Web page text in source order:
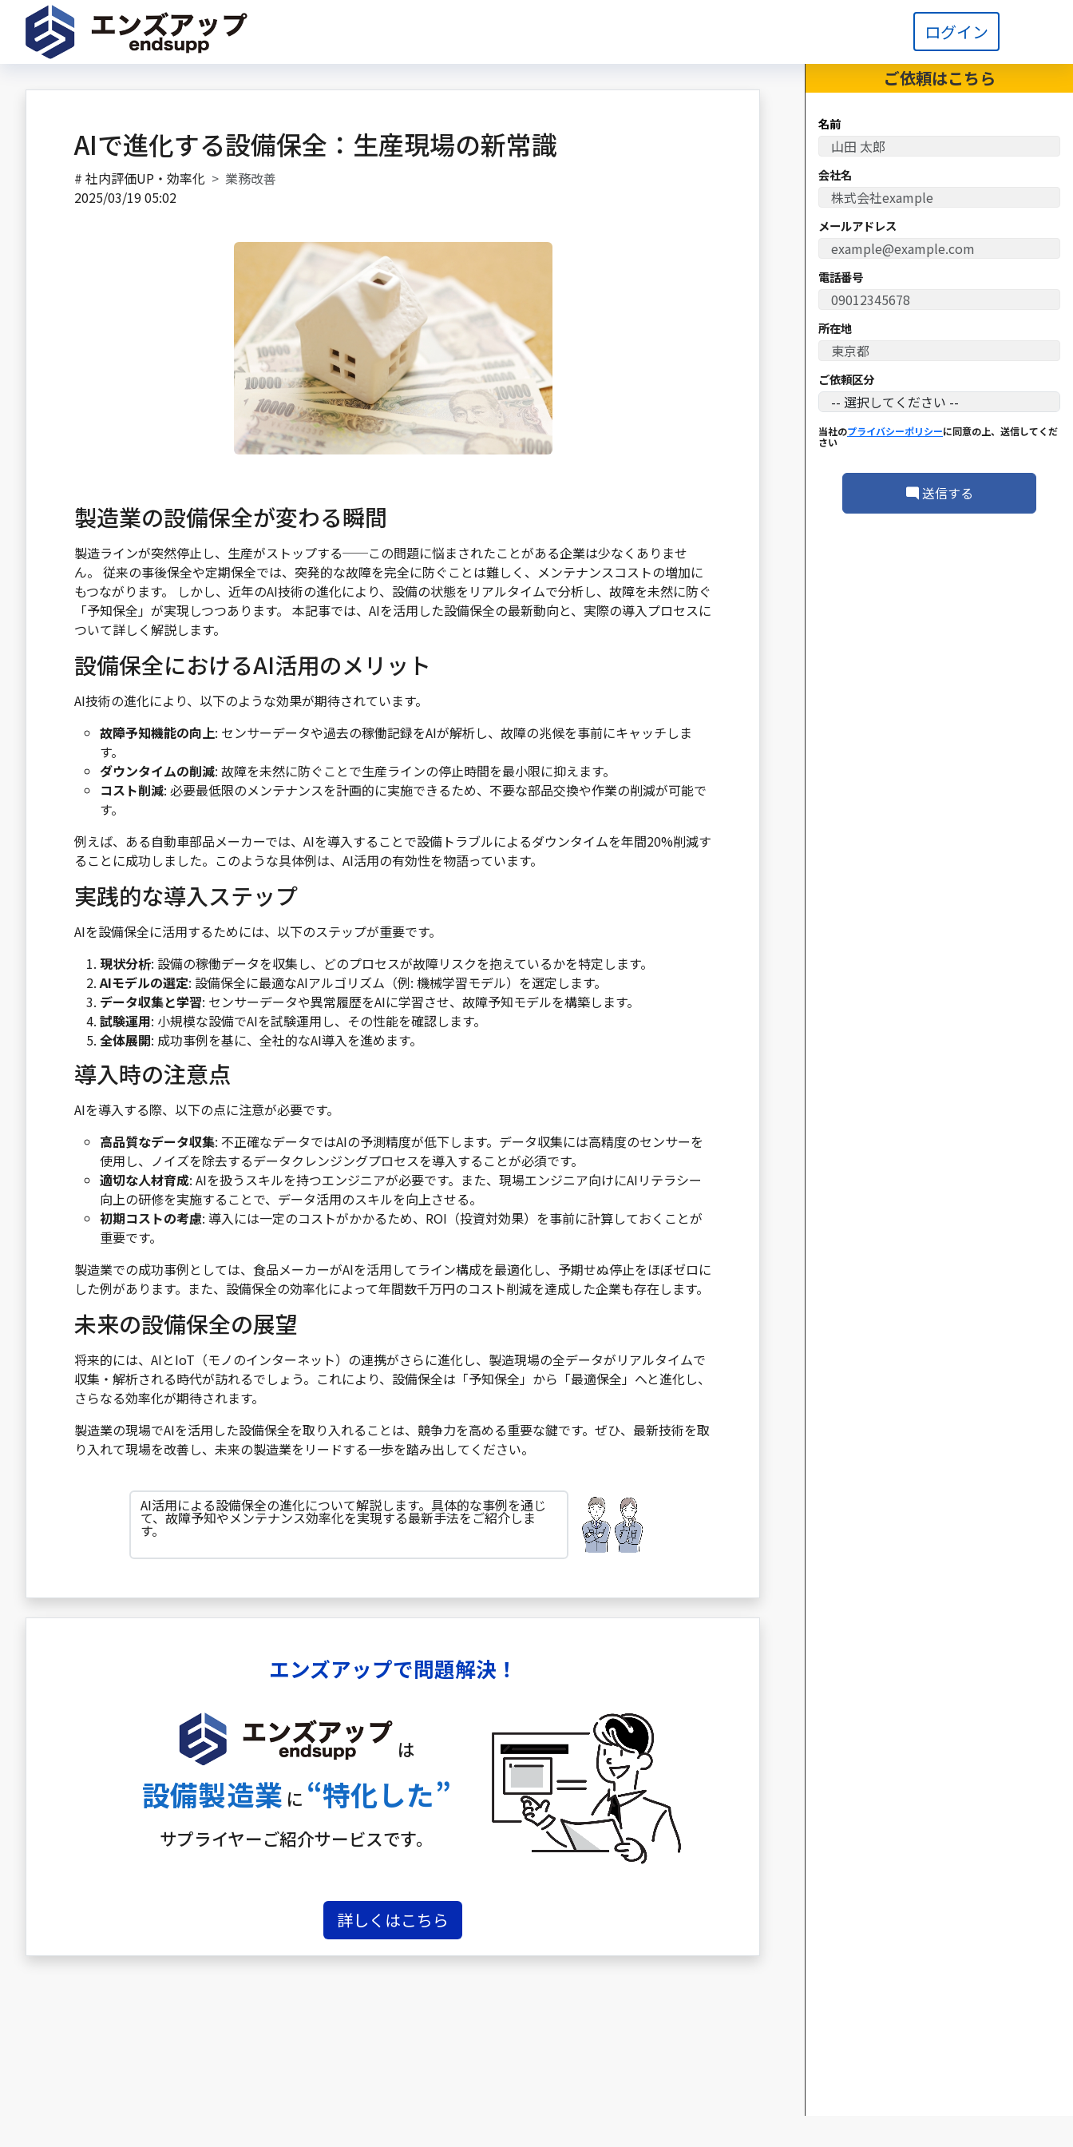
ログイン
AIで進化する設備保全：生産現場の新常識
# 社内評価UP・効率化
業務改善
2025/03/19 05:02
製造業の設備保全が変わる瞬間
製造ラインが突然停止し、生産がストップする──この問題に悩まされたことがある企業は少なくありませ
ん。 従来の事後保全や定期保全では、突発的な故障を完全に防ぐことは難しく、メンテナンスコストの増加に
もつながります。 しかし、近年のAI技術の進化により、設備の状態をリアルタイムで分析し、故障を未然に防ぐ
「予知保全」が実現しつつあります。 本記事では、AIを活用した設備保全の最新動向と、実際の導入プロセスに
ついて詳しく解説します。
設備保全におけるAI活用のメリット
AI技術の進化により、以下のような効果が期待されています。
故障予知機能の向上: センサーデータや過去の稼働記録をAIが解析し、故障の兆候を事前にキャッチしま
す。
ダウンタイムの削減: 故障を未然に防ぐことで生産ラインの停止時間を最小限に抑えます。
コスト削減: 必要最低限のメンテナンスを計画的に実施できるため、不要な部品交換や作業の削減が可能で
す。
例えば、ある自動車部品メーカーでは、AIを導入することで設備トラブルによるダウンタイムを年間20%削減す
ることに成功しました。このような具体例は、AI活用の有効性を物語っています。
実践的な導入ステップ
AIを設備保全に活用するためには、以下のステップが重要です。
現状分析: 設備の稼働データを収集し、どのプロセスが故障リスクを抱えているかを特定します。
AIモデルの選定: 設備保全に最適なAIアルゴリズム（例: 機械学習モデル）を選定します。
データ収集と学習: センサーデータや異常履歴をAIに学習させ、故障予知モデルを構築します。
試験運用: 小規模な設備でAIを試験運用し、その性能を確認します。
全体展開: 成功事例を基に、全社的なAI導入を進めます。
導入時の注意点
AIを導入する際、以下の点に注意が必要です。
高品質なデータ収集: 不正確なデータではAIの予測精度が低下します。データ収集には高精度のセンサーを
使用し、ノイズを除去するデータクレンジングプロセスを導入することが必須です。
適切な人材育成: AIを扱うスキルを持つエンジニアが必要です。また、現場エンジニア向けにAIリテラシー
向上の研修を実施することで、データ活用のスキルを向上させる。
初期コストの考慮: 導入には一定のコストがかかるため、ROI（投資対効果）を事前に計算しておくことが
重要です。
製造業での成功事例としては、食品メーカーがAIを活用してライン構成を最適化し、予期せぬ停止をほぼゼロに
した例があります。また、設備保全の効率化によって年間数千万円のコスト削減を達成した企業も存在します。
未来の設備保全の展望
将来的には、AIとIoT（モノのインターネット）の連携がさらに進化し、製造現場の全データがリアルタイムで
収集・解析される時代が訪れるでしょう。これにより、設備保全は「予知保全」から「最適保全」へと進化し、
さらなる効率化が期待されます。
製造業の現場でAIを活用した設備保全を取り入れることは、競争力を高める重要な鍵です。ぜひ、最新技術を取
り入れて現場を改善し、未来の製造業をリードする一歩を踏み出してください。
AI活用による設備保全の進化について解説します。具体的な事例を通じ
て、故障予知やメンテナンス効率化を実現する最新手法をご紹介しま
す。
エンズアップで問題解決！
は
設備製造業 に “特化した”
サプライヤーご紹介サービスです。
詳しくはこちら
ご依頼はこちら
名前
会社名
メールアドレス
電話番号
所在地
ご依頼区分
当社のプライバシーポリシーに同意の上、送信してくだ
さい
送信する